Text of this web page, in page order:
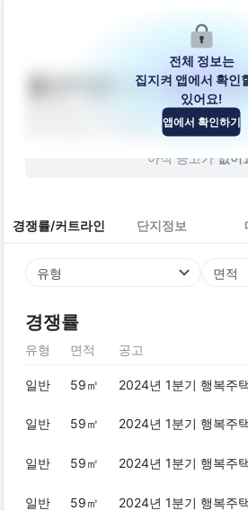
울산다운2 A-4블록 행
울산광역시 중구 다운19길 25
아직 공고가 없어
경쟁률/커트라인 단지정보
유형 면적
경쟁률
전체 정보는
집지켜 앱에서 확인
있어요!
앱에서 확인하기
유형 면적 공고
일반 59㎡ 2024년 1분기 행복주
일반 59㎡ 2024년 1분기 행복주
일반 59㎡ 2024년 1분기 행복주
일반 59㎡ 2024년 1분기 행복주